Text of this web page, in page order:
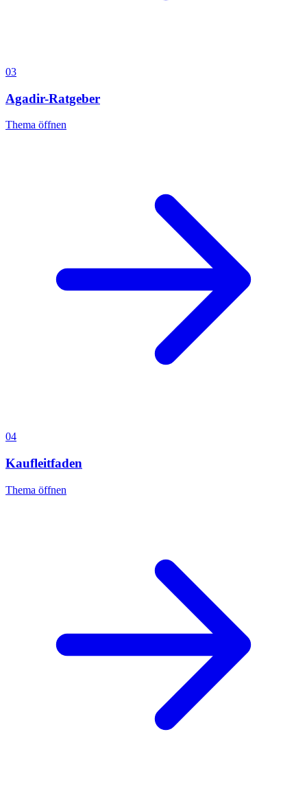
03
Agadir-Ratgeber
Thema öffnen
04
Kaufleitfaden
Thema öffnen